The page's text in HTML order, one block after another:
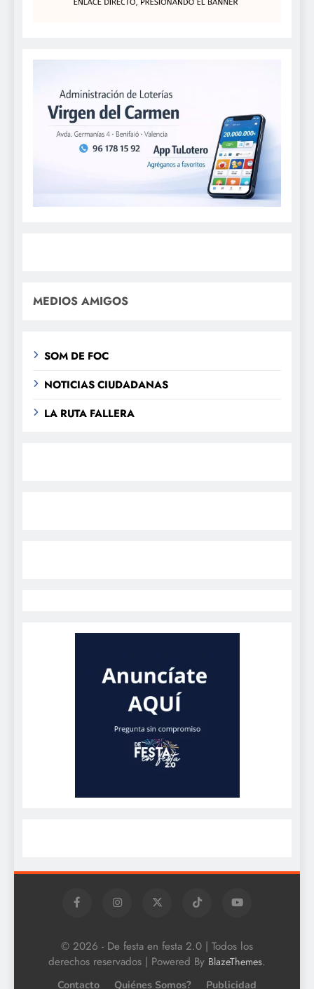
MEDIOS AMIGOS
SOM DE FOC
NOTICIAS CIUDADANAS
LA RUTA FALLERA
© 2026 - De festa en festa 2.0 | Todos los
derechos reservados | Powered By BlazeThemes.
Contacto Quiénes Somos? Publicidad